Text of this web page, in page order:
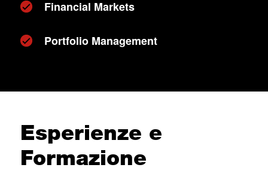
Financial Markets
Portfolio Management
Esperienze e
Formazione